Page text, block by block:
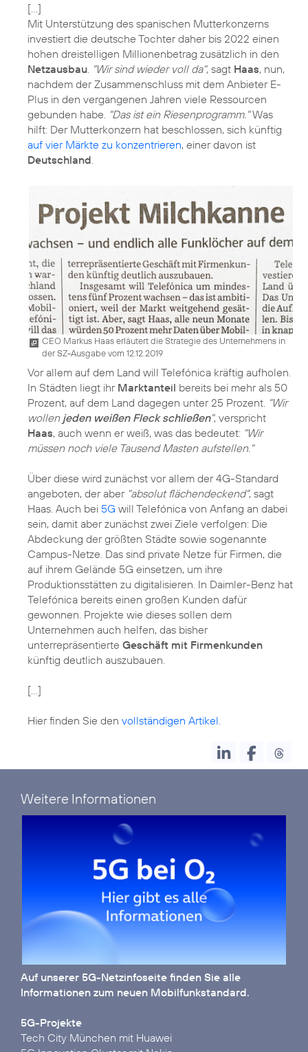
[...]
Mit Unterstützung des spanischen Mutterkonzerns
investiert die deutsche Tochter daher bis 2022 einen
hohen dreistelligen Millionenbetrag zusätzlich in den
Netzausbau "Wir sind wieder voll da", sagt Haas, nun,
nachdem der Zusammenschluss mit dem Anbieter E-
Plus in den vergangenen Jahren viele Ressourcen
gebunden habe. "Das ist ein Riesenprogramm."Was
hilft: Der Mutterkonzern hat beschlossen, sich künftig
auf vier Märkte zu konzentrieren, einer davon ist
Deutschland
CEO Markus Haas erläutert die Strategie des Unternehmens in
der SZ-Ausgabe vom 12.12.2019
Vor allem auf dem Land will Telefónica kräftig aufholen.
In Städten liegt ihr Marktanteil bereits bei mehr als 50
Prozent, auf dem Land dagegen unter 25 Prozent. "Wir
wollen jeden weißen Fleck schließen", verspricht
Haas, auch wenn er weiß, was das bedeutet: "Wir
müssen noch viele Tausend Masten aufstellen."
Über diese wird zunächst vor allem der 4G-Standard
angeboten, der aber "absolut flächendeckend", sagt
Haas. Auch bei 5G will Telefónica von Anfang an dabei
sein, damit aber zunächst zwei Ziele verfolgen: Die
Abdeckung der größten Städte sowie sogenannte
Campus-Netze. Das sind private Netze für Firmen, die
auf ihrem Gelände 5G einsetzen, um ihre
Produktionsstätten zu digitalisieren. In Daimler-Benz hat
Telefónica bereits einen großen Kunden dafür
gewonnen. Projekte wie dieses sollen dem
Unternehmen auch helfen, das bisher
unterrepräsentierte Geschäft mit Firmenkunden
künftig deutlich auszubauen.
[...]
Hier finden Sie den vollständigen Artikel.
Weitere Informationen
Auf unserer 5G-Netzinfoseite finden Sie alle
Informationen zum neuen Mobilfunkstandard.
5G-Projekte
Tech City München mit Huawei